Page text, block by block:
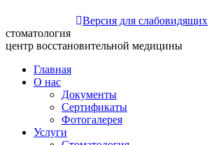
Версия для слабовидящих
стоматология
центр восстановительной медицины
Главная
О нас
Документы
Сертификаты
Фотогалерея
Услуги